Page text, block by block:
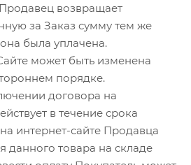
возвращает
за Заказ сумму тем же
была уплачена.
может быть изменена
порядке.
договора на
в течение срока
интернет-сайте Продавца
данного товара на складе